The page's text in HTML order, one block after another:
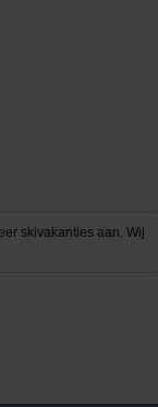
skivakanties aan. Wij